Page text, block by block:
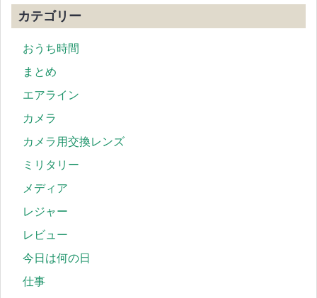
カテゴリー
おうち時間
まとめ
エアライン
カメラ
カメラ用交換レンズ
ミリタリー
メディア
レジャー
レビュー
今日は何の日
仕事